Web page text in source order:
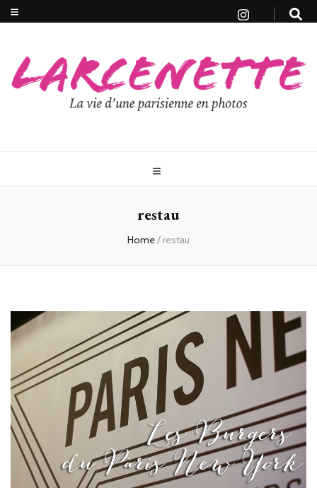
restau
Home/ restau